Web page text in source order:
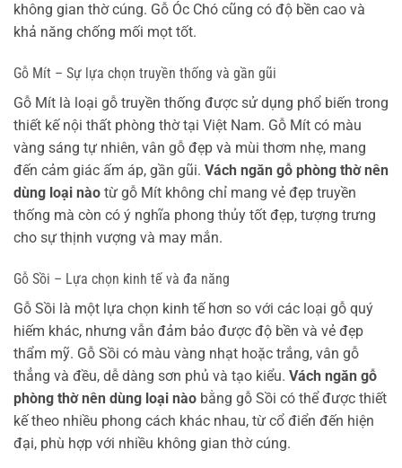
không gian thờ cúng. Gỗ Óc Chó cũng có độ bền cao và
khả năng chống mối mọt tốt.
Gỗ Mít – Sự lựa chọn truyền thống và gần gũi
Gỗ Mít là loại gỗ truyền thống được sử dụng phổ biến trong
thiết kế nội thất phòng thờ tại Việt Nam. Gỗ Mít có màu
vàng sáng tự nhiên, vân gỗ đẹp và mùi thơm nhẹ, mang
đến cảm giác ấm áp, gần gũi. Vách ngăn gỗ phòng thờ nên
dùng loại nào từ gỗ Mít không chỉ mang vẻ đẹp truyền
thống mà còn có ý nghĩa phong thủy tốt đẹp, tượng trưng
cho sự thịnh vượng và may mắn.
Gỗ Sồi – Lựa chọn kinh tế và đa năng
Gỗ Sồi là một lựa chọn kinh tế hơn so với các loại gỗ quý
hiếm khác, nhưng vẫn đảm bảo được độ bền và vẻ đẹp
thẩm mỹ. Gỗ Sồi có màu vàng nhạt hoặc trắng, vân gỗ
thẳng và đều, dễ dàng sơn phủ và tạo kiểu. Vách ngăn gỗ
phòng thờ nên dùng loại nào bằng gỗ Sồi có thể được thiết
kế theo nhiều phong cách khác nhau, từ cổ điển đến hiện
đại, phù hợp với nhiều không gian thờ cúng.